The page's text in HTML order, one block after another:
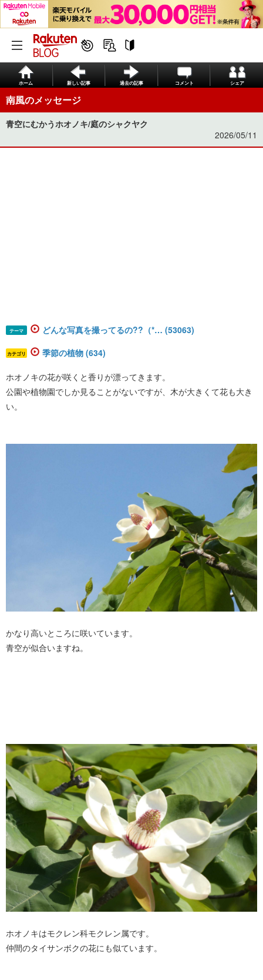
ホーム 新しい記事 過去の記事 コメント シェア
南風のメッセージ
青空にむかうホオノキ/庭のシャクヤク
2026/05/11
テーマ どんな写真を撮ってるの??（*… (53063)
カテゴリ 季節の植物 (634)
ホオノキの花が咲くと香りが漂ってきます。
公園や植物園でしか見ることがないですが、木が大きくて花も大き
い。
かなり高いところに咲いています。
青空が似合いますね。
ホオノキはモクレン科モクレン属です。
仲間のタイサンボクの花にも似ています。